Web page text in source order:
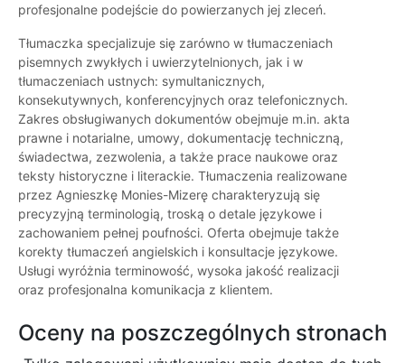
profesjonalne podejście do powierzanych jej zleceń.
Tłumaczka specjalizuje się zarówno w tłumaczeniach
pisemnych zwykłych i uwierzytelnionych, jak i w
tłumaczeniach ustnych: symultanicznych,
konsekutywnych, konferencyjnych oraz telefonicznych.
Zakres obsługiwanych dokumentów obejmuje m.in. akta
prawne i notarialne, umowy, dokumentację techniczną,
świadectwa, zezwolenia, a także prace naukowe oraz
teksty historyczne i literackie. Tłumaczenia realizowane
przez Agnieszkę Monies-Mizerę charakteryzują się
precyzyjną terminologią, troską o detale językowe i
zachowaniem pełnej poufności. Oferta obejmuje także
korekty tłumaczeń angielskich i konsultacje językowe.
Usługi wyróżnia terminowość, wysoka jakość realizacji
oraz profesjonalna komunikacja z klientem.
Oceny na poszczególnych stronach